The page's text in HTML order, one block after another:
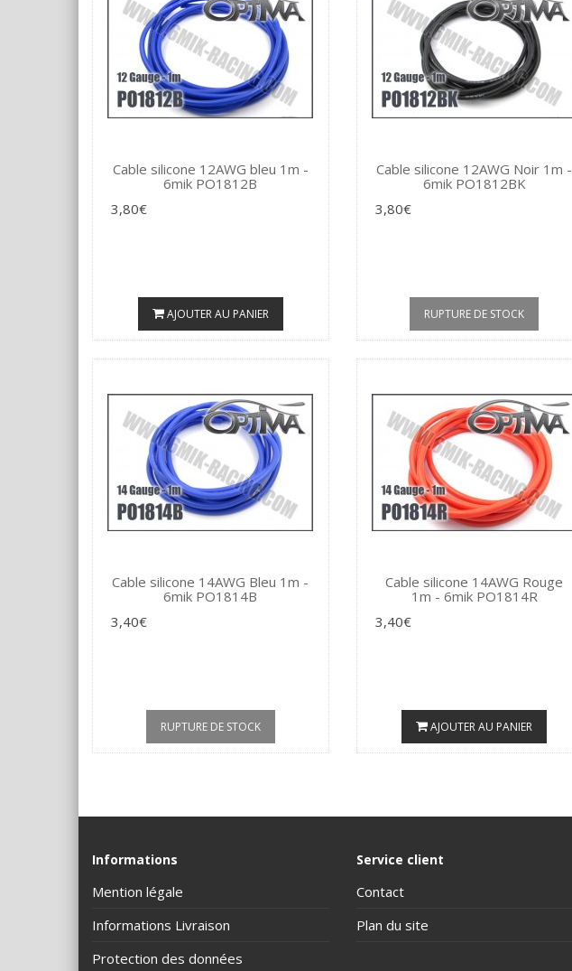
Cable silicone 12AWG bleu 1m -
6mik PO1812B
3,80€
AJOUTER AU PANIER
Cable silicone 12AWG Noir 1m -
6mik PO1812BK
3,80€
RUPTURE DE STOCK
Cable silicone 14AWG Bleu 1m -
6mik PO1814B
3,40€
RUPTURE DE STOCK
Cable silicone 14AWG Rouge
1m - 6mik PO1814R
3,40€
AJOUTER AU PANIER
Informations
Mention légale
Informations Livraison
Protection des données
Service client
Contact
Plan du site